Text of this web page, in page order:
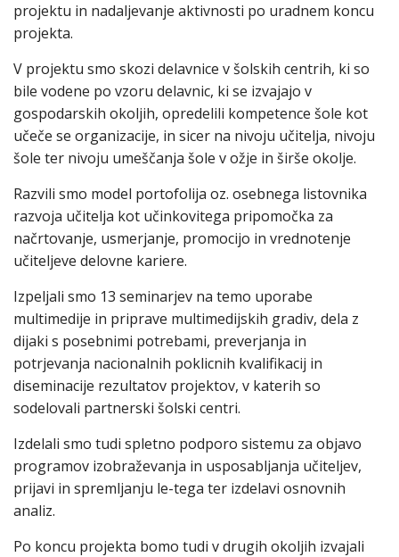
projektu in nadaljevanje aktivnosti po uradnem koncu
projekta.
V projektu smo skozi delavnice v šolskih centrih, ki so
bile vodene po vzoru delavnic, ki se izvajajo v
gospodarskih okoljih, opredelili kompetence šole kot
učeče se organizacije, in sicer na nivoju učitelja, nivoju
šole ter nivoju umeščanja šole v ožje in širše okolje.
Razvili smo model portofolija oz. osebnega listovnika
razvoja učitelja kot učinkovitega pripomočka za
načrtovanje, usmerjanje, promocijo in vrednotenje
učiteljeve delovne kariere.
Izpeljali smo 13 seminarjev na temo uporabe
multimedije in priprave multimedijskih gradiv, dela z
dijaki s posebnimi potrebami, preverjanja in
potrjevanja nacionalnih poklicnih kvalifikacij in
diseminacije rezultatov projektov, v katerih so
sodelovali partnerski šolski centri.
Izdelali smo tudi spletno podporo sistemu za objavo
programov izobraževanja in usposabljanja učiteljev,
prijavi in spremljanju le-tega ter izdelavi osnovnih
analiz.
Po koncu projekta bomo tudi v drugih okoljih izvajali